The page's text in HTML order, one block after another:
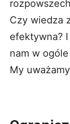
Czy wiedza
efektywna?
nam w
My